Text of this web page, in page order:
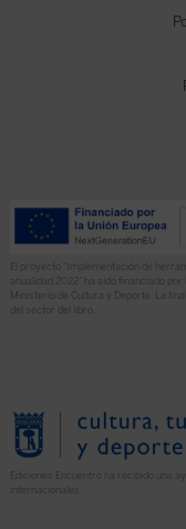
El proyecto “Implementación de
anualidad 2022” ha sido financiado
Ministerio de Cultura y Deporte. La
del sector del libro.
Ediciones Encuentro ha recibido una